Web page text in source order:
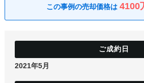
物件閲覧履歴
購入TOP
学区から探す
町名から探す
4100
2021年5月